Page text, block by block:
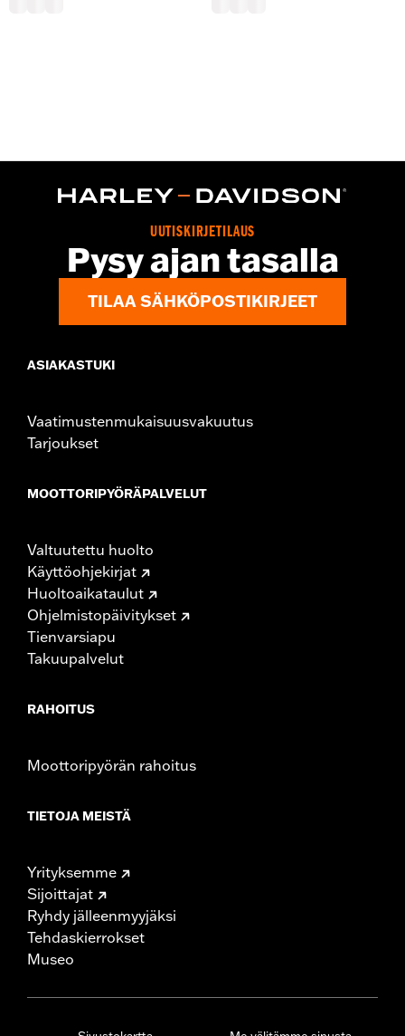
UUTISKIRJETILAUS
Pysy ajan tasalla
TILAA SÄHKÖPOSTIKIRJEET
ASIAKASTUKI
Vaatimustenmukaisuusvakuutus
Tarjoukset
MOOTTORIPYÖRÄPALVELUT
Valtuutettu huolto
Käyttöohjekirjat
Huoltoaikataulut
Ohjelmistopäivitykset
Tienvarsiapu
Takuupalvelut
RAHOITUS
Moottoripyörän rahoitus
TIETOJA MEISTÄ
Yrityksemme
Sijoittajat
Ryhdy jälleenmyyjäksi
Tehdaskierrokset
Museo